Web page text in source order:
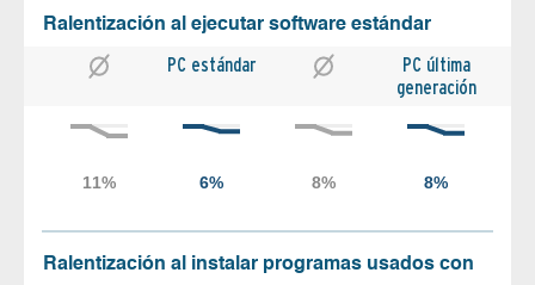
Ralentización al ejecutar software estándar
PC estándar
PC última
generación
Ralentización al instalar programas usados con